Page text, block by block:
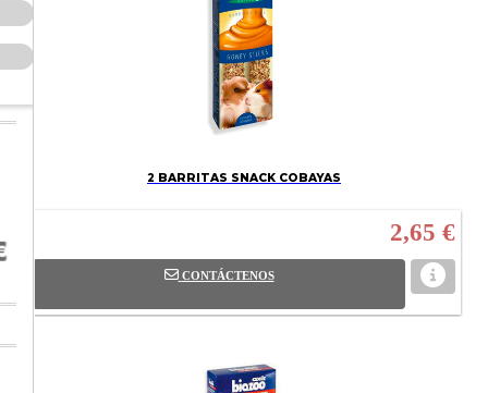
2 BARRITAS SNACK COBAYAS
2,65 €
CONTÁCTENOS